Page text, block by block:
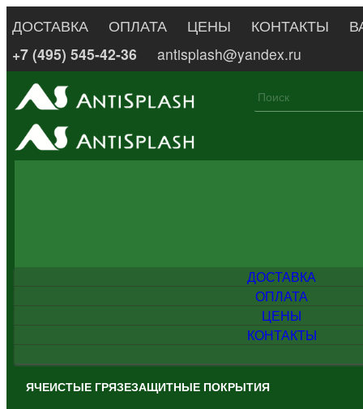
ДОСТАВКА ОПЛАТА ЦЕНЫ КОНТАКТЫ
+7 (495) 545-42-36
antisplash@yandex.ru
ДОСТАВКА
ОПЛАТА
ЦЕНЫ
КОНТАКТЫ
ЯЧЕИСТЫЕ ГРЯЗЕЗАЩИТНЫЕ ПОКРЫТИЯ